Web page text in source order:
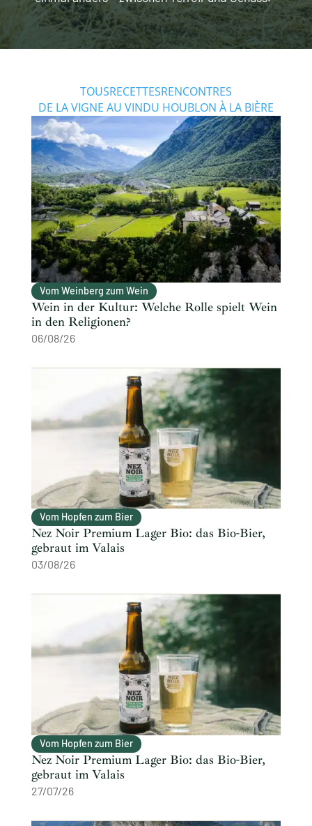
TOUSRECETTESRENCONTRES
DE LA VIGNE AU VINDU HOUBLON À LA BIÈRE
Vom Weinberg zum Wein
Wein in der Kultur: Welche Rolle spielt Wein
in den Religionen?
06/08/26
Vom Hopfen zum Bier
Nez Noir Premium Lager Bio: das Bio-Bier,
gebraut im Valais
03/08/26
Vom Hopfen zum Bier
Nez Noir Premium Lager Bio: das Bio-Bier,
gebraut im Valais
27/07/26